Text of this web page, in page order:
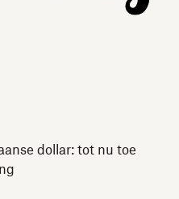
dollar: tot nu toe